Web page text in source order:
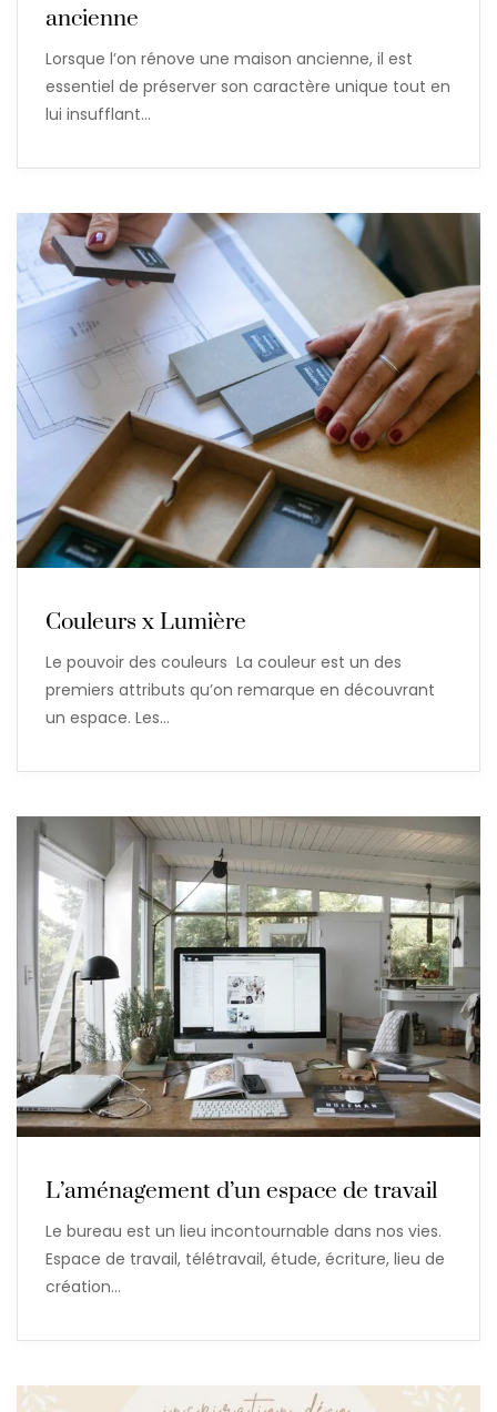
ancienne
Lorsque l’on rénove une maison ancienne, il est
essentiel de préserver son caractère unique tout en
lui insufflant…
Couleurs x Lumière
Le pouvoir des couleurs La couleur est un des
premiers attributs qu’on remarque en découvrant
un espace. Les…
L’aménagement d’un espace de travail
Le bureau est un lieu incontournable dans nos vies.
Espace de travail, télétravail, étude, écriture, lieu de
création…